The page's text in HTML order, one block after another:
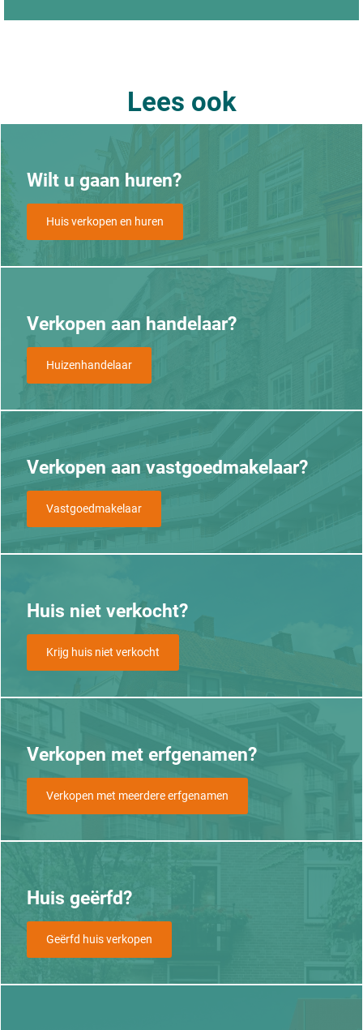
Lees ook
Wilt u gaan huren?
Huis verkopen en huren
Verkopen aan handelaar?
Huizenhandelaar
Verkopen aan vastgoedmakelaar?
Vastgoedmakelaar
Huis niet verkocht?
Krijg huis niet verkocht
Verkopen met erfgenamen?
Verkopen met meerdere erfgenamen
Huis geërfd?
Geërfd huis verkopen